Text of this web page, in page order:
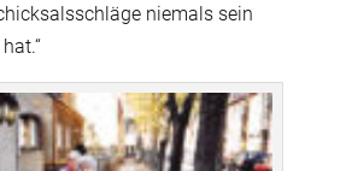
niemals sein